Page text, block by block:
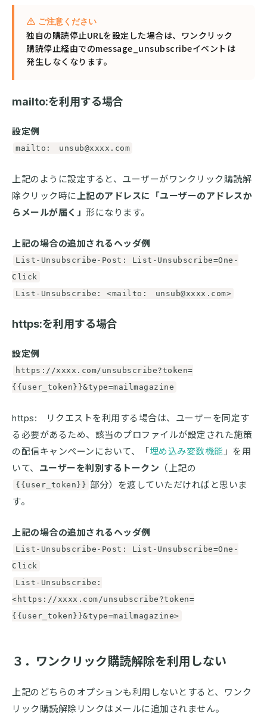
ご注意ください
独自の購読停止URLを設定した場合は、ワンクリック
購読停止経由でのmessage_unsubscribeイベントは
発生しなくなります。
mailto:を利用する場合
設定例
mailto: unsub@xxxx.com
上記のように設定すると、ユーザーがワンクリック購読解
除クリック時に 上記のアドレスに「ユーザーのアドレスか
らメールが届く」 形になります。
上記の場合の追加されるヘッダ例
List-Unsubscribe-Post: List-Unsubscribe=One-
Click
List-Unsubscribe: <mailto: unsub@xxxx.com>
https:を利用する場合
設定例
https://xxxx.com/unsubscribe?token=
{{user_token}}&type=mailmagazine
https: リクエストを利用する場合は、ユーザーを同定す
る必要があるため、該当のプロファイルが設定された施策
の配信キャンペーンにおいて、「埋め込み変数機能 」を用
いて、 ユーザーを判別するトークン （上記の
{{user_token}} 部分）を渡していただければと思いま
す。
上記の場合の追加されるヘッダ例
List-Unsubscribe-Post: List-Unsubscribe=One-
Click
List-Unsubscribe:
<https://xxxx.com/unsubscribe?token=
{{user_token}}&type=mailmagazine>
３．ワンクリック購読解除を利用しない
上記のどちらのオプションも利用しないとすると、ワンク
リック購読解除リンクはメールに追加されません。